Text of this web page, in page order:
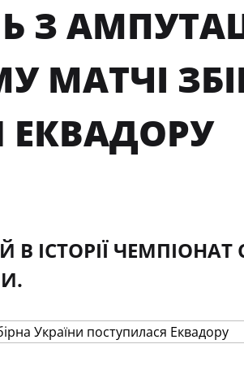
З
МАТЧІ
ЕКВАДОРУ
ІСТОРІЇ ЧЕМПІОНАТ